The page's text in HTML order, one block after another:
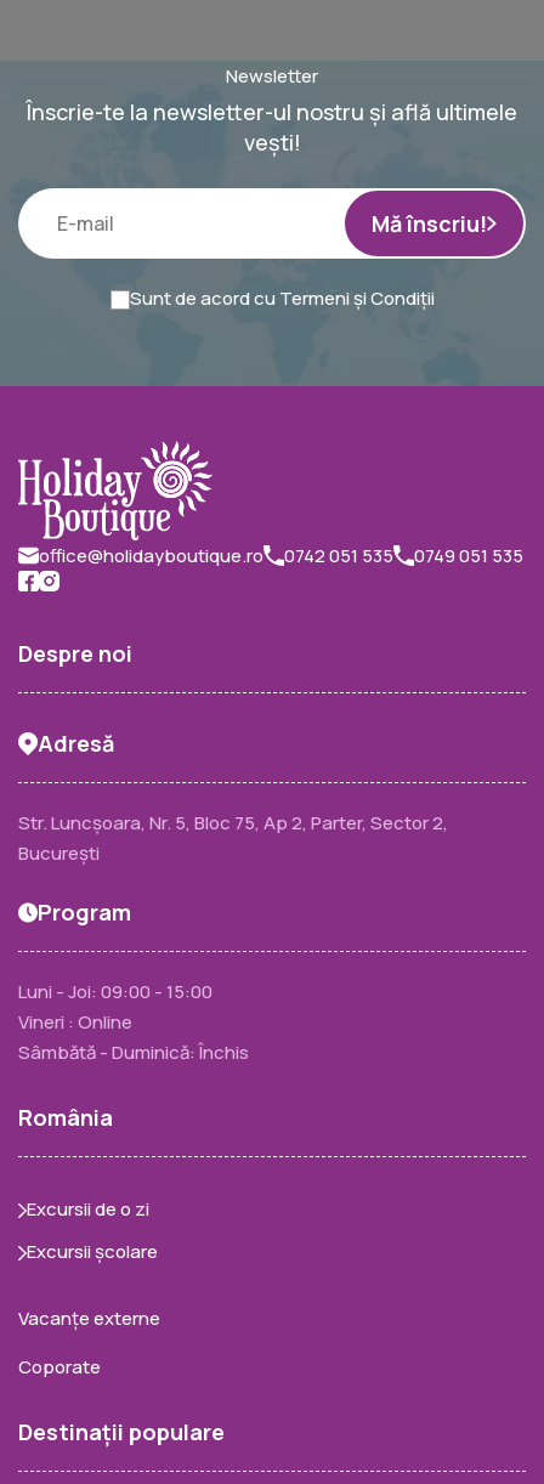
Newsletter
Înscrie-te la newsletter-ul nostru și află ultimele
vești!
Mă înscriu!
Sunt de acord cu Termeni și Condiții
office@holidayboutique.ro 0742 051 535 0749 051 535
Despre noi
Adresă
Str. Luncșoara, Nr. 5, Bloc 75, Ap 2, Parter, Sector 2,
București
Program
Luni - Joi: 09:00 - 15:00
Vineri : Online
Sâmbătă - Duminică: Închis
România
Excursii de o zi
Excursii școlare
Vacanțe externe
Coporate
Destinații populare